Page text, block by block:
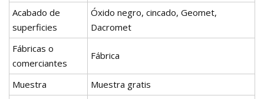
Acabado de
superficies
Óxido negro, cincado, Geomet,
Dacromet
Fábricas o
comerciantes
Fábrica
Muestra
Muestra gratis